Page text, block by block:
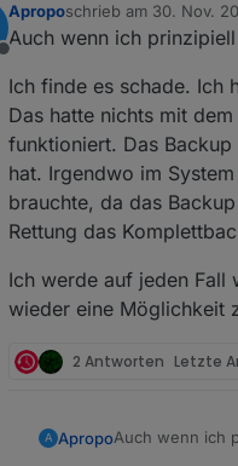
Offline
Aproposchrieb am 30. Nov.
zuletzt editiert von
Auch wenn ich
Ich finde es schade. Ich
Das hatte nichts mit
funktioniert. Das
hat. Irgendwo im
brauchte, da das
Rettung das
Ich werde auf jeden Fall
wieder eine Möglichkeit
2 Antworten Letzte
A ApropoAuch wenn ich